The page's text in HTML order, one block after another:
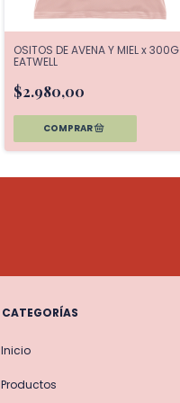
OSITOS DE AVENA Y MIEL x 300G
EATWELL
$2.980,00
CATEGORÍAS
Inicio
Productos